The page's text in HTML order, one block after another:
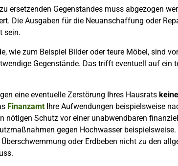
ersetzenden Gegenstandes muss abgezogen
Die Ausgaben für die Neuanschaffung oder
sein.
wie zum Beispiel Bilder oder teure Möbel, sind
Gegenstände. Das trifft eventuell auf ein
eine eventuelle Zerstörung Ihres Hausrats
FinanzamtIhre Aufwendungen beispielsweise
nötigen Schutz vor einer unabwendbaren
gegen Hochwasser
oder Erdbeben nicht zu den